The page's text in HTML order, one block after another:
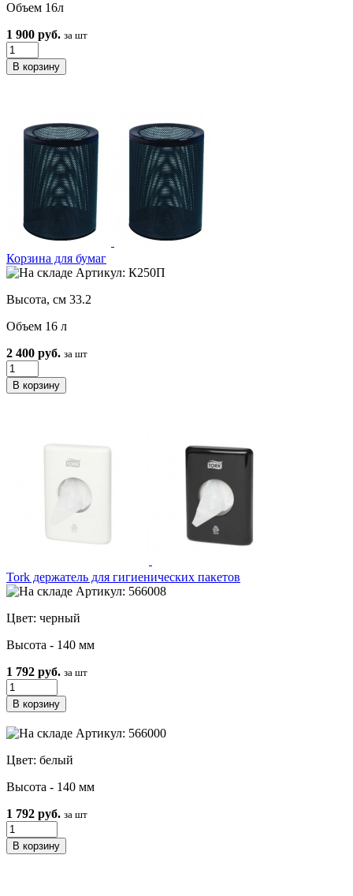
Объем 16л
1 900 руб. за шт
Корзина для бумаг
Артикул: К250П
Высота, см 33.2
Объем 16 л
2 400 руб. за шт
Tork держатель для гигиенических пакетов
Артикул: 566008
Цвет: черный
Высота - 140 мм
1 792 руб. за шт
Артикул: 566000
Цвет: белый
Высота - 140 мм
1 792 руб. за шт